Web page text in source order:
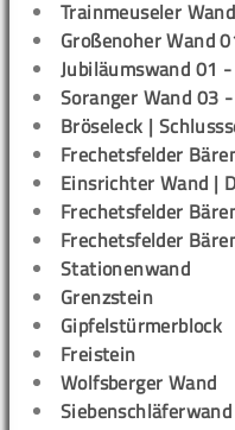
Trainmeuseler Wand
Großenoher Wand
Jubiläumswand 01
Soranger Wand 03
Bröseleck |
Frechetsfelder
Einsrichter Wand |
Frechetsfelder
Frechetsfelder
Stationenwand
Grenzstein
Gipfelstürmerblock
Freistein
Wolfsberger Wand